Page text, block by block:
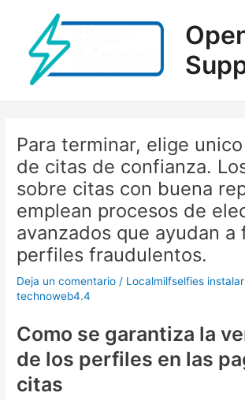
contenido
Para terminar, elige
de citas de confianza.
sobre citas con buena
emplean procesos de
avanzados que ayudan a
perfiles fraudulentos.
Deja un comentario / Localmilfselfies instalar
technoweb4.4
Como se garantiza la
de los perfiles en las
citas